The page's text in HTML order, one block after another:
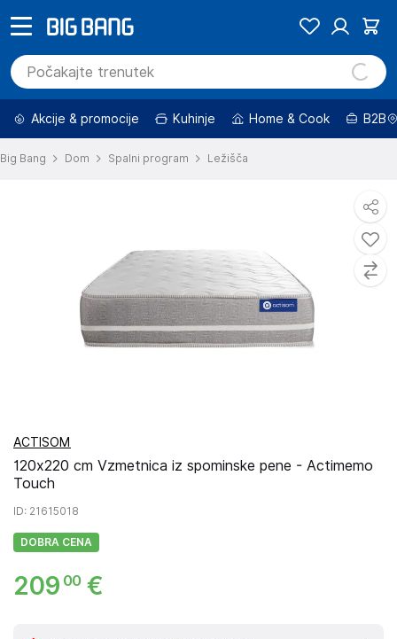
Akcije & promocije Kuhinje Home & Cook B2B
Big Bang Dom Spalni program Ležišča
ACTISOM
120x220 cm Vzmetnica iz spominske pene - Actimemo
Touch
ID: 21615018
DOBRA CENA
209 00 €